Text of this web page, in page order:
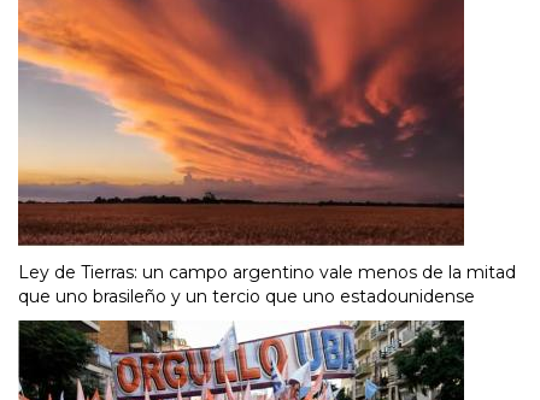
Ley de Tierras: un campo argentino vale menos de la mitad
que uno brasileño y un tercio que uno estadounidense